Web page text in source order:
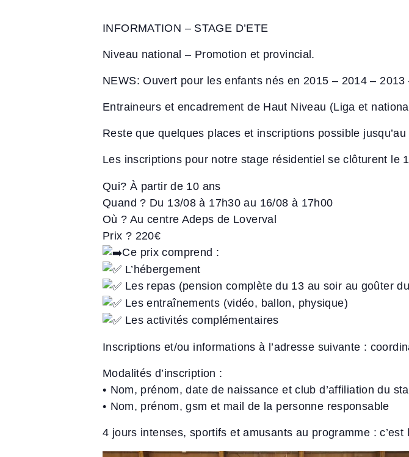
INFORMATION – STAGE D’ETE
Niveau national – Promotion et provincial.
NEWS: Ouvert pour les enfants nés en 2015 – 2014 –
Entraineurs et encadrement de Haut Niveau (Liga et
Reste que quelques places et inscriptions possible
Les inscriptions pour notre stage résidentiel se clôturent le
Qui? À partir de 10 ans
Quand ? Du 13/08 à 17h30 au 16/08 à 17h00
Où ? Au centre Adeps de Loverval
Prix ? 220€
Ce prix comprend :
L’hébergement
Les repas (pension complète du 13 au soir au goûter
Les entraînements (vidéo, ballon, physique)
Les activités complémentaires
Inscriptions et/ou informations à l’adresse suivante :
Modalités d’inscription :
•⁠ ⁠Nom, prénom, date de naissance et club d’affiliation du
•⁠ ⁠Nom, prénom, gsm et mail de la personne responsable
4 jours intenses, sportifs et amusants au programme :